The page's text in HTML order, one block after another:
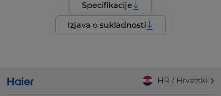
Specifikacije
Izjava o sukladnosti
HR / Hrvatski